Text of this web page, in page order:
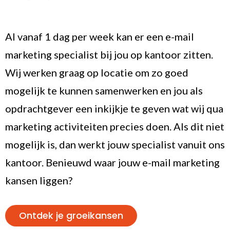
Al vanaf 1 dag per week kan er een e-mail
marketing specialist bij jou op kantoor zitten.
Wij werken graag op locatie om zo goed
mogelijk te kunnen samenwerken en jou als
opdrachtgever een inkijkje te geven wat wij qua
marketing activiteiten precies doen. Als dit niet
mogelijk is, dan werkt jouw specialist vanuit ons
kantoor. Benieuwd waar jouw e-mail marketing
kansen liggen?
Ontdek je groeikansen